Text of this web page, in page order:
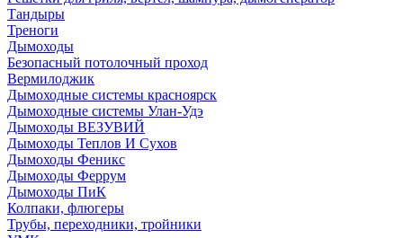
Тандыры
Треноги
Дымоходы
Безопасный потолочный проход
Вермилоджик
Дымоходные системы красноярск
Дымоходные системы Улан-Удэ
Дымоходы ВЕЗУВИЙ
Дымоходы Теплов И Сухов
Дымоходы Феникс
Дымоходы Феррум
Дымоходы ПиК
Колпаки, флюгеры
Трубы, переходники, тройники